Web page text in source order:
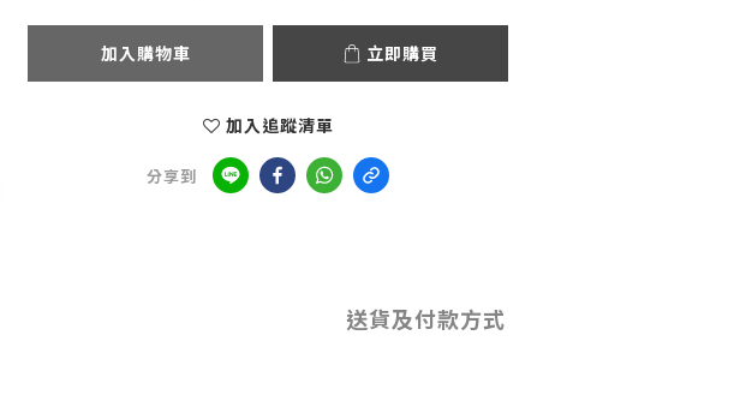
加入購物車 立即購買
加入追蹤清單
分享到
送貨及付款方式